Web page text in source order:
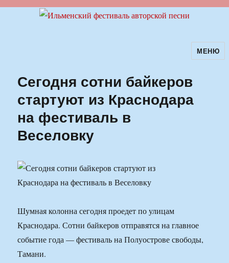
Ильменский фестиваль авторскойМЕНЮ
Сегодня сотни байкеров
стартуют из Краснодара
на фестиваль в
Веселовку
Шумная колонна сегодня проедет по улицам
Краснодара. Сотни байкеров отправятся на главное
событие года — фестиваль на Полуострове свободы,
Тамани.